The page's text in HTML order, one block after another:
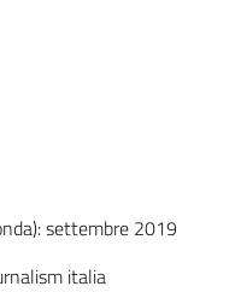
settembre 2019
italia